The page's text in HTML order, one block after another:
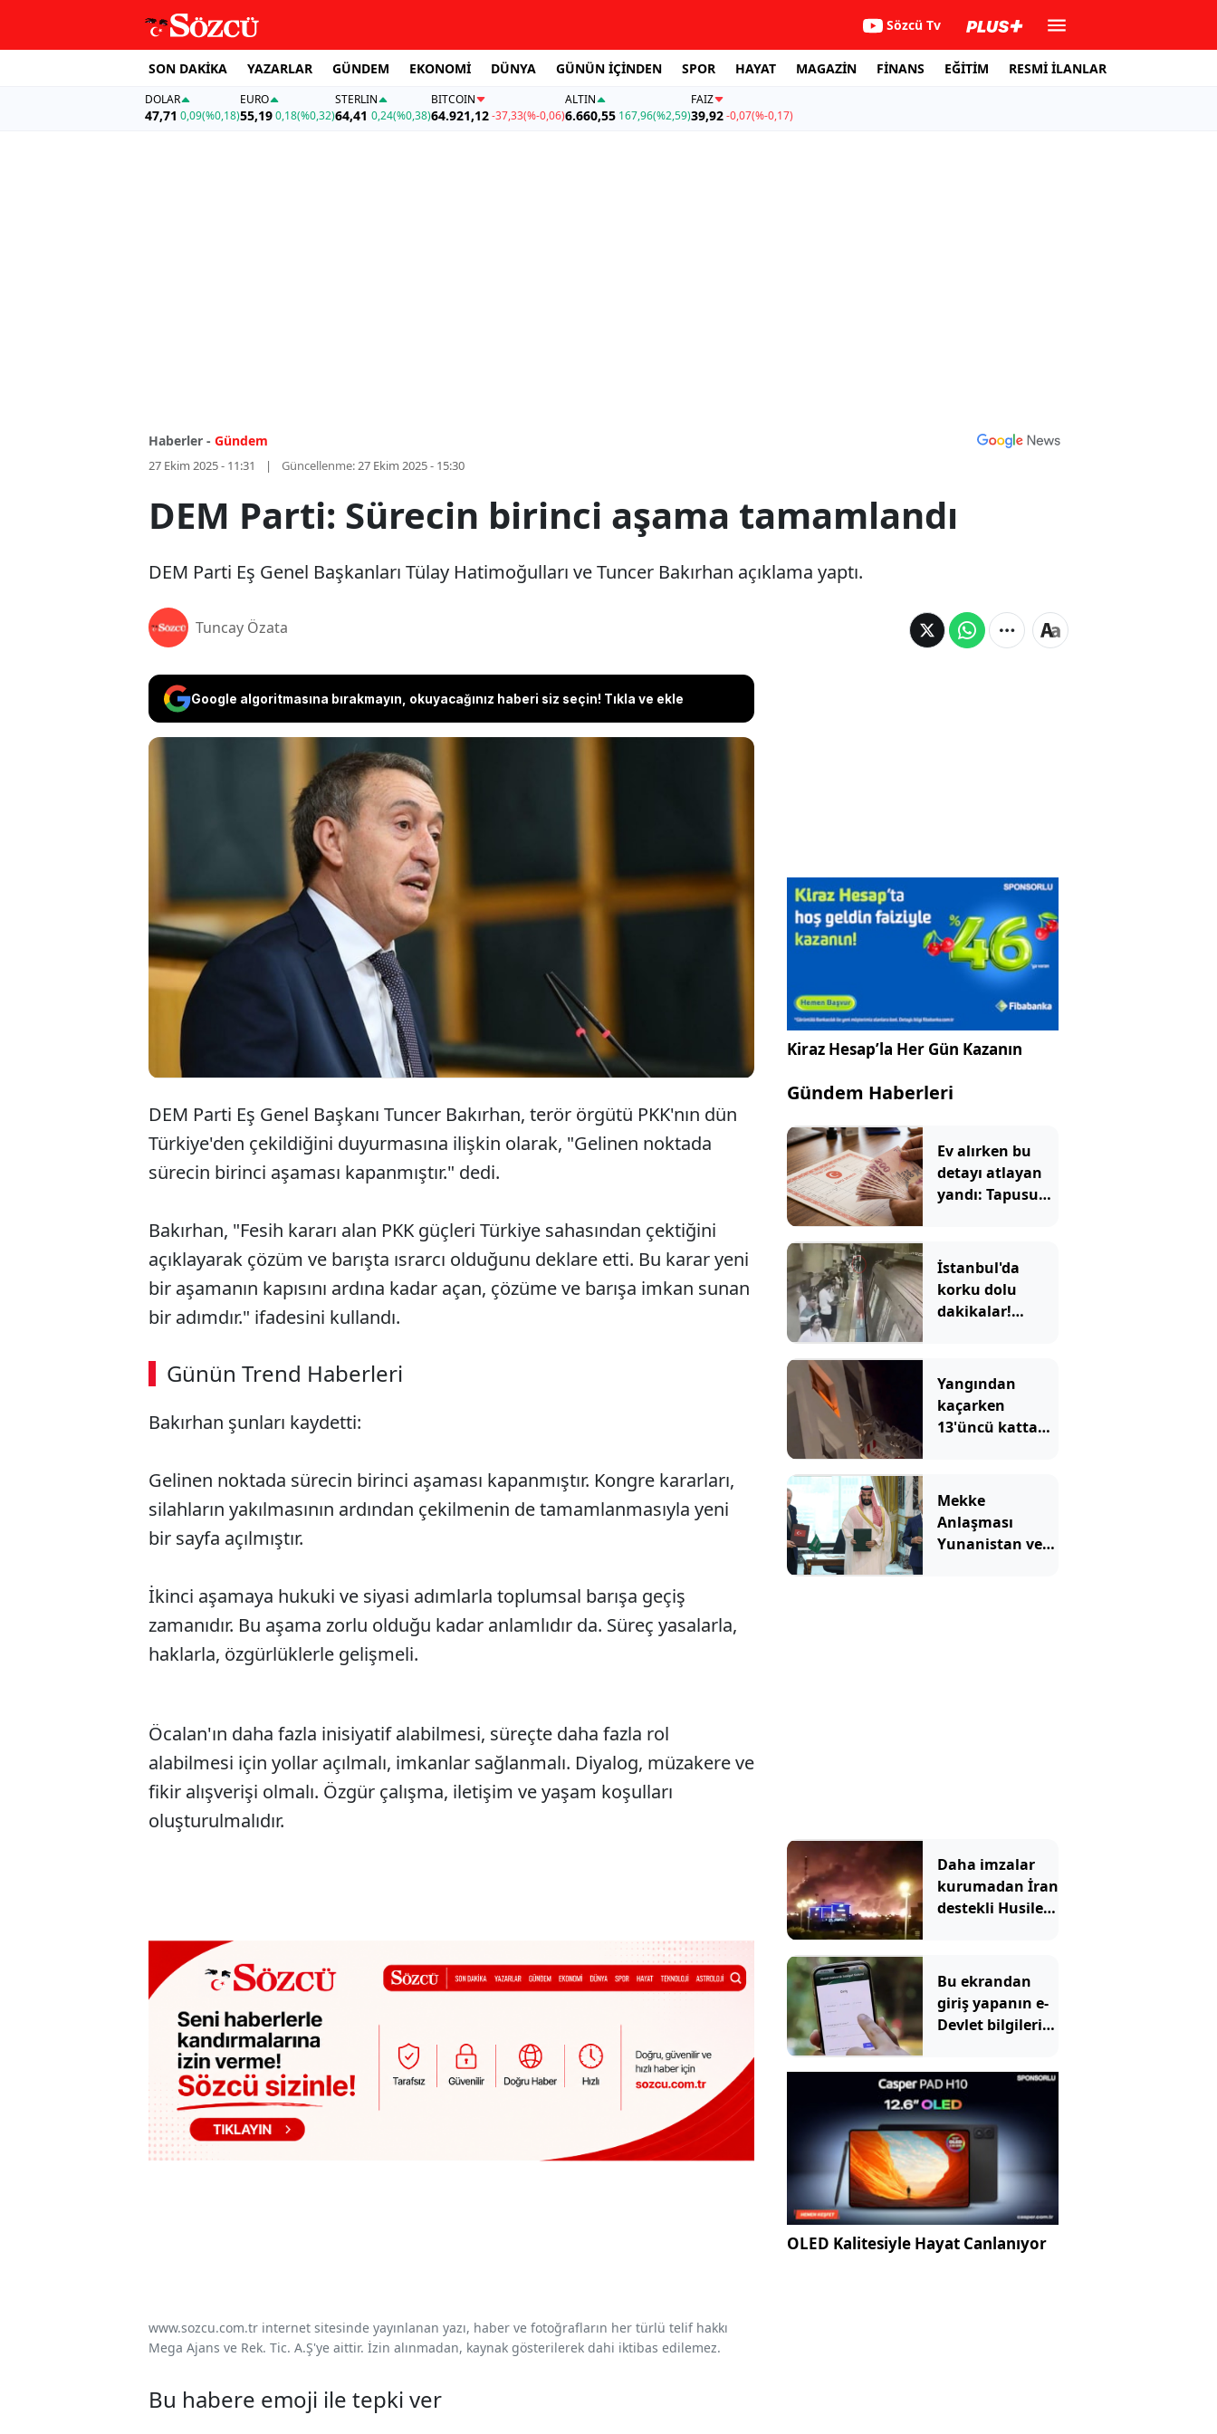
Sözcü Tv
SON DAKİKA YAZARLAR GÜNDEM EKONOMİ DÜNYA GÜNÜN İÇİNDEN SPOR HAYAT MAGAZİN FİNANS EĞİTİM RESMİ İLANLAR
DOLAR
47,71 0,09(%0,18)
EURO
55,19 0,18(%0,32)
STERLIN
64,41 0,24(%0,38)
BITCOIN
64.921,12-37,33(%-0,06)
ALTIN
6.660,55 167,96(%2,59)
FAİZ
39,92-0,07(%-0,17)
Haberler - Gündem
27 Ekim 2025 - 11:31 Güncellenme:27 Ekim 2025 - 15:30
DEM Parti: Sürecin birinci aşama tamamlandı
DEM Parti Eş Genel Başkanları Tülay Hatimoğulları ve Tuncer Bakırhan açıklama yaptı.
Tuncay Özata
Google algoritmasına bırakmayın, okuyacağınız haberi siz seçin! Tıkla ve ekle
DEM Parti Eş Genel Başkanları Tülay
Hatimoğulları ve Tuncer Bakırhan açıklama
yaptı.
DEM Parti Eş Genel Başkanı Tuncer Bakırhan, terör örgütü PKK'nın dün
Türkiye'den çekildiğini duyurmasına ilişkin olarak, "Gelinen noktada
sürecin birinci aşaması kapanmıştır." dedi.
Bakırhan, "Fesih kararı alan PKK güçleri Türkiye sahasından çektiğini
açıklayarak çözüm ve barışta ısrarcı olduğunu deklare etti. Bu karar yeni
bir aşamanın kapısını ardına kadar açan, çözüme ve barışa imkan sunan
bir adımdır." ifadesini kullandı.
Günün Trend Haberleri
Bakırhan şunları kaydetti:
Gelinen noktada sürecin birinci aşaması kapanmıştır. Kongre kararları,
silahların yakılmasının ardından çekilmenin de tamamlanmasıyla yeni
bir sayfa açılmıştır.
İkinci aşamaya hukuki ve siyasi adımlarla toplumsal barışa geçiş
zamanıdır. Bu aşama zorlu olduğu kadar anlamlıdır da. Süreç yasalarla,
haklarla, özgürlüklerle gelişmeli.
Öcalan'ın daha fazla inisiyatif alabilmesi, süreçte daha fazla rol
alabilmesi için yollar açılmalı, imkanlar sağlanmalı. Diyalog, müzakere ve
fikir alışverişi olmalı. Özgür çalışma, iletişim ve yaşam koşulları
oluşturulmalıdır.
www.sozcu.com.tr internet sitesinde yayınlanan yazı, haber ve fotoğrafların her türlü telif hakkı
Mega Ajans ve Rek. Tic. A.Ş'ye aittir. İzin alınmadan, kaynak gösterilerek dahi iktibas edilemez.
Bu habere emoji ile tepki ver
Kiraz Hesap’la Her Gün Kazanın
Gündem Haberleri
Ev alırken bu
detayı atlayan
yandı: Tapusunu
İstanbul'da
korku dolu
dakikalar!
düştüğü anlar
ortaya çıktı
Yangından
kaçarken
13'üncü kattan
Mekke
Anlaşması
Yunanistan ve
Daha imzalar
kurumadan İran
destekli Husiler,
vurdu
Bu ekrandan
giriş yapanın e-
Devlet bilgileri
OLED Kalitesiyle Hayat Canlanıyor